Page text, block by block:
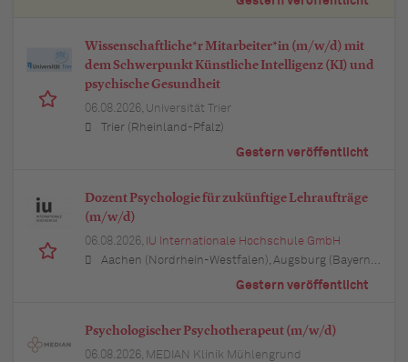
Wissenschaftliche*r Mitarbeiter*in (m/w/d) mit
dem Schwerpunkt Künstliche Intelligenz (KI) und
psychische Gesundheit
06.08.2026, Universität Trier
Trier (Rheinland-Pfalz)
Gestern veröffentlicht
Dozent Psychologie für zukünftige Lehraufträge
(m/w/d)
06.08.2026,
IU Internationale Hochschule GmbH
Aachen (Nordrhein-Westfalen), Augsburg (Bayern), Berlin, Bielefeld (Nordrhein-Westfalen), Bochum (Nordrhein-Westfalen), Bonn (Nordrhein-Westfalen), Braunschweig (Niedersachsen), Bremen, Dortmund (Nordrhein-Westfalen), Dresden (Sachsen), Duisburg (Nordrhein-Westfalen), Düsseldorf (Nordrhein-Westfalen), Erfurt (Thüringen), Essen (Nordrhein-Westfalen), Freiburg im Breisgau (Baden-Württemberg), Hamburg, Hannover (Niedersachsen), Karlsruhe (Baden-Württemberg), Kiel (Schleswig-Holstein), Köln (Nordrhein-Westfalen), Leipzig (Sachsen), Lübeck (Schleswig-Holstein), München (Bayern), Mannheim (Baden-Württemberg), München (Bayern), Münster (Nordrhein-Westfalen), Nürnberg (Bayern), Regensburg (Bayern), Rostock (Mecklenburg-Vorpommern), Stuttgart (Baden-Württemberg), Ulm (Baden-Württemberg), Wuppertal (Nordrhein-Westfalen)
Gestern veröffentlicht
Psychologischer Psychotherapeut (m/w/d)
06.08.2026, MEDIAN Klinik Mühlengrund